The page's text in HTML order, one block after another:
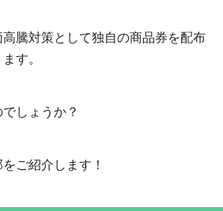
騰対策として独自の商品券を配布
す。
しょうか？
ご紹介します！